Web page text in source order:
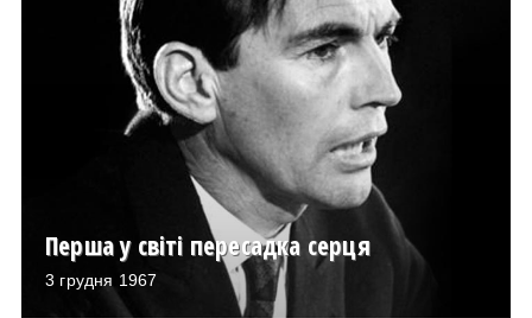
Перша у світі пересадка серця
3 грудня 1967